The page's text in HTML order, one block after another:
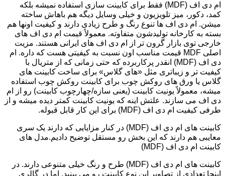
ام دی اف (MDF) فقط برای کابینت سازی استفاده نمیشه بلکه
کمد، دکور، میز تلویزیون و خیلی وسایل دیگه هم باهاش ساخته
میشن. ام دی اف ها تنوع رنگ و طرح زیادی دارند و کیفیت اونها هم
بسته به کارخانه تولیدشون متفاوته. معمولاً قیمت ام دی اف های
خارجی توی بازار گرون تر از ام دی اف های ایرانی هستند. مزیت
اصلی MDF قیمت مناسب اون نسبت به کیفیتی هست که داره. ام
دی اف (MDF) انقدر پرکاربرده که حتی زمانی که از متریال با
کیفیت تر و زیباتری مثل «های گلاس» برای ساخت کابینت های
گلاس یا ورق های روکش چوب برای کابینت روکش چوب استفاده
میشه، معمولاً یونیت کابینت (یعنی سازه/چهارچوب کابینت) رو از ام
دی اف می سازند. علتش اینه که یونیت کابینت کمتر دیده میشه و از
طرفی کیفیت ام دی اف (MDF) برای این کار قابل قبوله.
کابینت های ام دی اف (MDF) در کنار مزایایی که دارند یک سری
معایبی هم دارند که این بخش رو مستقل توضیح دادیم.مدل های
کابینت ام دی اف (MDF)
کابینت های ام دی اف (MDF) طرح و رنگ خیلی متنوعی دارند. در
اینجا تعدادی از تصاویر این نوع کابینت رو می بینید. اما در گالری